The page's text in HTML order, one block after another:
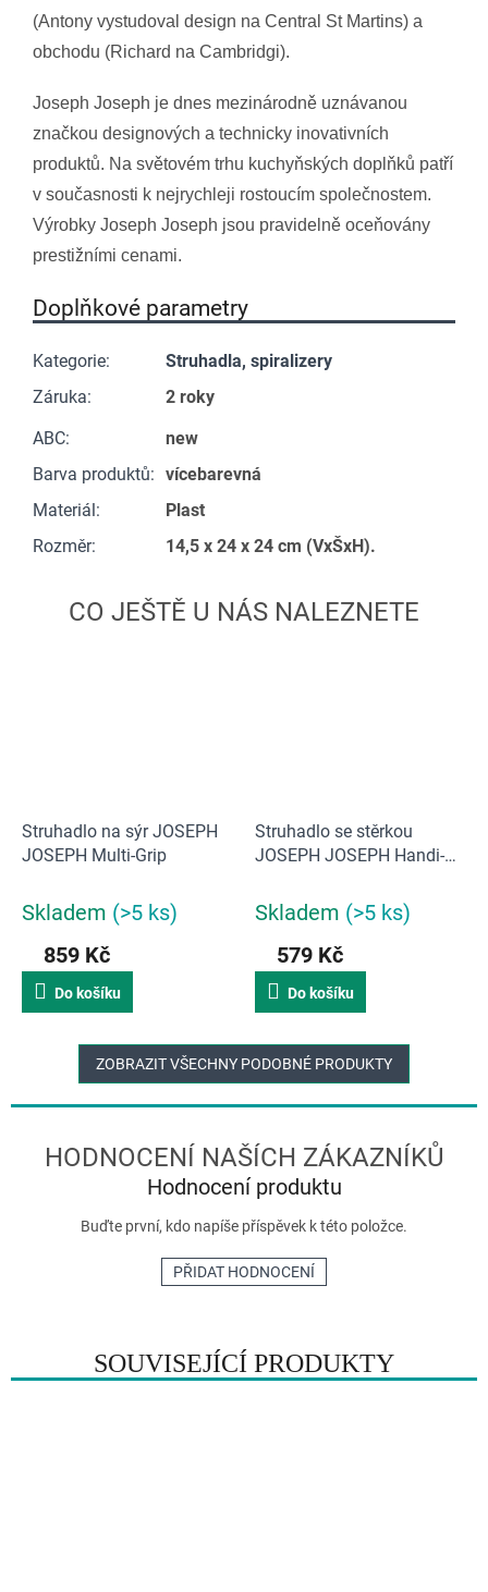
SOUVISEJÍCÍ PRODUKTY
(Antony vystudoval design na Central St Martins) a
obchodu (Richard na Cambridgi).
Joseph Joseph je dnes mezinárodně uznávanou
značkou designových a technicky inovativních
produktů. Na světovém trhu kuchyňských doplňků patří
v současnosti k nejrychleji rostoucím společnostem.
Výrobky Joseph Joseph jsou pravidelně oceňovány
prestižními cenami.
Doplňkové parametry
Kategorie:
Struhadla, spiralizery
Záruka:
2 roky
ABC:
new
Barva produktů: vícebarevná
Materiál:
Plast
Rozměr: 14,5 x 24 x 24 cm (VxŠxH).
Struhadlo na sýr JOSEPH
JOSEPH Multi-Grip
Skladem (>5 ks)
859 Kč
Do košíku
Struhadlo se stěrkou
JOSEPH JOSEPH Handi-
Skladem (>5 ks)
579 Kč
Do košíku
ZOBRAZIT VŠECHNY PODOBNÉ PRODUKTY
Hodnocení produktu
Buďte první, kdo napíše příspěvek k této položce.
PŘIDAT HODNOCENÍ